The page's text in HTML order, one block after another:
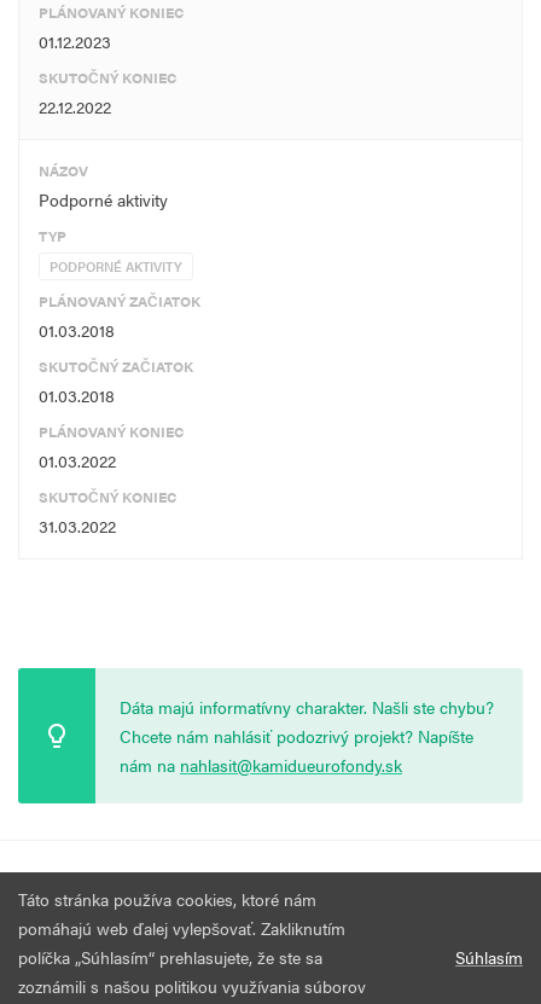
PLÁNOVANÝ KONIEC
01.12.2023
SKUTOČNÝ KONIEC
22.12.2022
NÁZOV
Podporné aktivity
TYP
PODPORNÉ AKTIVITY
PLÁNOVANÝ ZAČIATOK
01.03.2018
SKUTOČNÝ ZAČIATOK
01.03.2018
PLÁNOVANÝ KONIEC
01.03.2022
SKUTOČNÝ KONIEC
31.03.2022
Dáta majú informatívny charakter. Našli ste chybu?
Chcete nám nahlásiť podozrivý projekt? Napíšte
nám na nahlasit@kamidueurofondy.sk
Všetky práva vyhradené.
Táto stránka používa cookies, ktoré nám
pomáhajú web ďalej vylepšovať. Zakliknutím
políčka „Súhlasím“ prehlasujete, že ste sa
zoznámili s našou politikou využívania súborov
Súhlasím